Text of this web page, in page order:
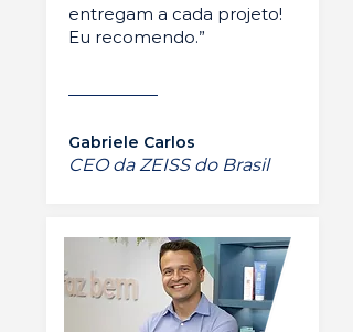
entregam a cada projeto!
Eu recomendo.”
Gabriele Carlos
CEO da ZEISS do Brasil